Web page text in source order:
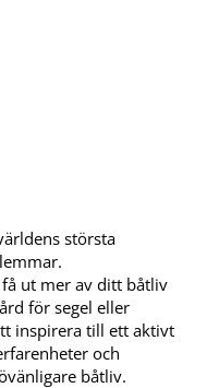
största
ut mer av ditt båtliv
för segel eller
inspirera till ett aktivt
och
båtliv.